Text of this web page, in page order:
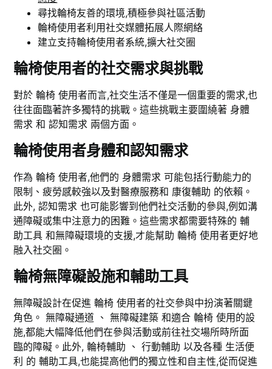
尋找輪椅友善的環境,積極參與社區活動
輪椅使用者利用社交媒體拓展人際網絡
建立支持輪椅使用者系統,擴大社交圈
輪椅使用者的社交需求與挑戰
對於 輪椅 使用者而言,社交生活不僅是一個重要的需求,也
往往面臨著許多獨特的挑戰。這些挑戰主要圍繞著 身體
需求 和 認知需求 兩個方面。
輪椅使用者身體和認知需求
作為 輪椅 使用者,他們的 身體需求 可能包括行動能力的
限制、疲勞感較強以及對醫療服務和 康復輔助 的依賴。
此外, 認知需求 也可能影響到他們社交活動的參與,例如溝
通障礙或集中注意力的困難。這些需求都需要特殊的 輔
助工具 和無障礙環境的支援,才能幫助 輪椅 使用者更好地
融入社交圈。
輪椅無障礙設施和輔助工具
無障礙設計在促進 輪椅 使用者的社交參與中扮演著關鍵
角色。 無障礙通道 、 無障礙建築 和適合 輪椅 使用的設
施,都能大幅降低他們在參與活動或前往社交場所時所面
臨的障礙。此外, 輪椅輔助 、 行動輔助 以及各種 生活便
利 的 輔助工具,也能提高他們的獨立性和自主性,從而促進